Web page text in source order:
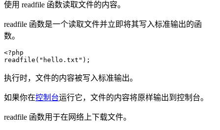
使用 readfile 函数读取文件的内容。
readfile 函数是一个读取文件并立即将其写入标准输出的函
数。
<?php
readfile("hello.txt");
执行时，文件的内容被写入标准输出。
如果你在控制台运行它，文件的内容将原样输出到控制台。
readfile 函数用于在网络上下载文件。